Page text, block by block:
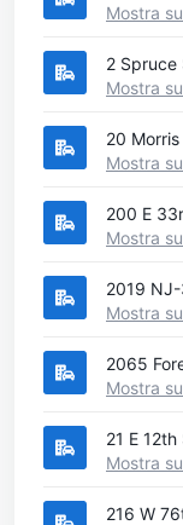
Mostra
2 Spruce
Mostra
20
Mostra
200 E
Mostra
2019
Mostra
2065
Mostra
21 E 12th
Mostra
216 W